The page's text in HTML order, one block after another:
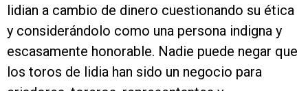
lidian a cambio de dinero cuestionando su ética
y considerándolo como una persona indigna y
escasamente honorable. Nadie puede negar que
los toros de lidia han sido un negocio para